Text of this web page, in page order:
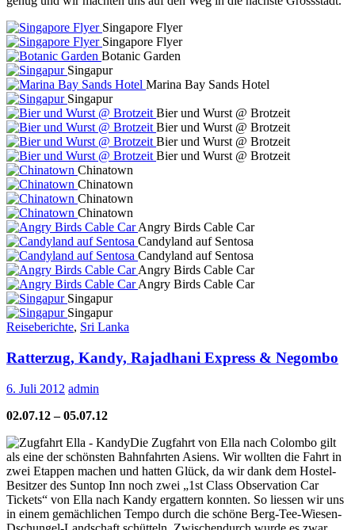
Singapore Flyer
Singapore Flyer
Botanic Garden
Singapur
Marina Bay Sands Hotel
Singapur
Bier und Wurst @ Brotzeit
Bier und Wurst @ Brotzeit
Bier und Wurst @ Brotzeit
Bier und Wurst @ Brotzeit
Chinatown
Chinatown
Chinatown
Chinatown
Angry Birds Cable Car
Candyland auf Sentosa
Candyland auf Sentosa
Angry Birds Cable Car
Angry Birds Cable Car
Singapur
Singapur
Reiseberichte, Sri Lanka
Ratterzug, Kandy, Rajadhani Express & Negombo
6. Juli 2012 admin
02.07.12 – 05.07.12
Die Zugfahrt von Ella nach Colombo gilt
als eine der schönsten Bahnfahrten Asiens. Wir wollten die Fahrt in
zwei Etappen machen und hatten Glück, da wir dank dem Hostel-
Besitzer des Suntop Inn noch zwei „1st Class Observation Car
Tickets“ von Ella nach Kandy ergattern konnten. So liessen wir uns
in einem gemächlichen Tempo durch die schöne Berg-Tee-Wiesen-